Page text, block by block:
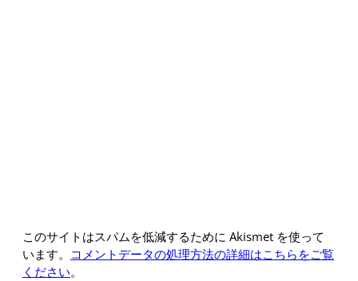
このサイトはスパムを低減するために Akismet を使って
います。 コメントデータの処理方法の詳細はこちらをご覧
ください。